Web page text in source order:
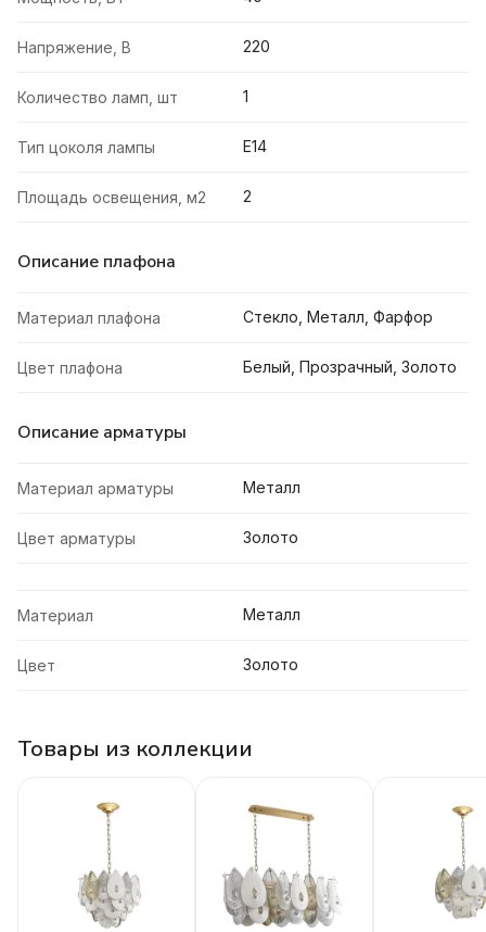
Напряжение, В 220
Количество ламп, шт 1
Тип цоколя лампы E14
Площадь освещения, м2 2
Описание плафона
Материал плафона Стекло, Металл, Фарфор
Цвет плафона Белый, Прозрачный, Золото
Описание арматуры
Материал арматуры Металл
Цвет арматуры Золото
Материал Металл
Цвет Золото
Товары из коллекции